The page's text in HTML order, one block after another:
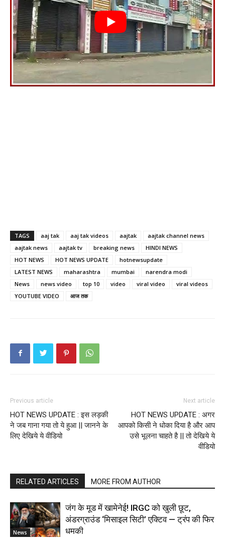
TAGS aaj tak aaj tak videos aajtak
aajtak channel news
aajtak news
aajtak tv breaking news
HINDI NEWS
HOT NEWS
HOT NEWS UPDATE
hotnewsupdate
LATEST NEWS
maharashtra mumbai
narendra modi
News
news video top 10 video viral video
viral videos
YOUTUBE VIDEO
आज तक
Previous article
HOT NEWS UPDATE : इस लड़की
ने जब गाना गया तो ये हुआ || जानने के
लिए देखिये ये वीडियो
Next article
HOT NEWS UPDATE : अगर
आपको किसी ने धोका दिया है और आप
उसे भूलना चाहते है || तो देखिये ये
वीडियो
RELATED ARTICLES MORE FROM AUTHOR
News
जंग के मूड में खामेनेई! IRGC को खुली छूट,
अंडरग्राउंड ‘मिसाइल सिटी’ एक्टिव — ट्रंप की फिर
धमकी